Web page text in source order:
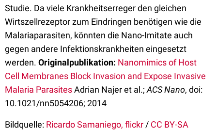
Studie. Da viele Krankheitserreger den gleichen
Wirtszellrezeptor zum Eindringen benötigen wie die
Malariaparasiten, könnten die Nano-Imitate auch
gegen andere Infektionskrankheiten eingesetzt
werden. Originalpublikation: Nanomimics of Host
Cell Membranes Block Invasion and Expose Invasive
Malaria ParasitesAdrian Najer et al.; ACS Nano, doi:
10.1021/nn5054206; 2014
Bildquelle: Ricardo Samaniego, flickr / CC BY-SA